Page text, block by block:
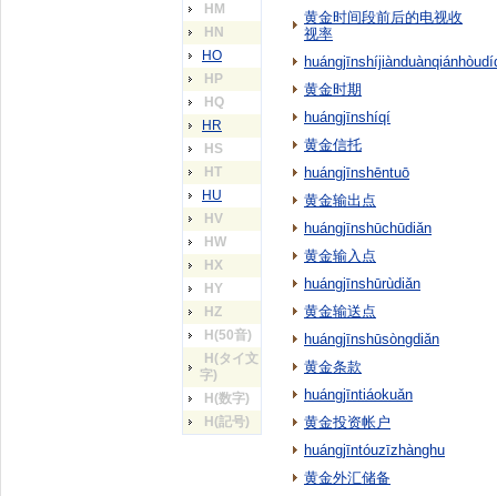
HM
HN
HO
HP
HQ
HR
HS
HT
HU
HV
HW
HX
HY
HZ
H(50音)
H(タイ文
字)
H(数字)
H(記号)
黄金时间段前后的电视收
视率
黄金时期
huángjīnshíqí
黄金信托
huángjīnshēntuō
黄金输出点
huángjīnshūchūdiǎn
黄金输入点
huángjīnshūrùdiǎn
黄金输送点
huángjīnshūsòngdiǎn
黄金条款
huángjīntiáokuǎn
黄金投资帐户
huángjīntóuzīzhànghu
黄金外汇储备